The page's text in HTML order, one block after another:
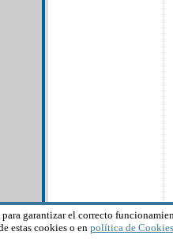
garantizar el correcto
estas cookies o en política de Cookies